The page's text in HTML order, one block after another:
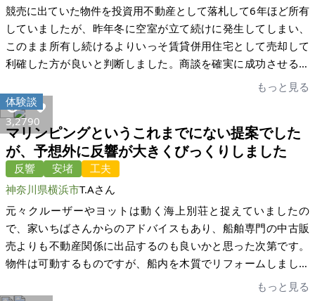
したが、私としては、家の修復等の説明と、お一人お一人とど
うしてこの家が欲しいのか、お話しを聞かせて頂きました。ど
うして家を売りたいのかの質問も頂きました。短い時間でした
が、お互いに少しでも納得できるような売買になれば良いと思
い、自分の気持ちに近い使い方をしてくださる買い手様を選ば
せて頂きました。 たくさんの方に家が欲しいと入札を頂き、希
望の金額をはるかに上回る入札もあり、入札される方の熱い気
持ちが伝わって、感謝の気持ちでいっぱいでした。その中で
も、自分の気持ちに添う、とても良い買い手様を選ぶ事が出来
ました。家いちば様と司法書士様のご協力もあり、売買成立と
なりました。出来れば、調印迄に、もう一度買い手様と家の確
認が出来ればもっと良かったかなと思うところもありました。
初めて家を売る、という一大事に、家いちば様に出会い手助け
をしていただき、本当に感謝の気持ちでいっぱいです。売りた
くても、買いたくても、家いちばと言うサイトに、まず、出会
わなかったら、たくさんの方に家を見て頂くこともありません
でした。また、法律や複雑な書類手続き等、素人には何がなん
競売に出ていた物件を投資用不動産として落札して6年ほど所有
していましたが、昨年冬に空室が立て続けに発生してしまい、
このまま所有し続けるよりいっそ賃貸併用住宅として売却して
利確した方が良いと判断しました。商談を確実に成功させるた
めには好条件のローン付けがカギになると思い、近隣の金融機
関に本物件を賃貸併用住宅として利用しながら住宅ローンが使
えるかどうか片っ端から聞いて回りました。結果紆余曲折有り
ましたが、何とか住宅ローンを付けてくれる金融機関が見つか
ったので買主様にご紹介して結果ご購入頂く事が出来ました。
今回の売却活動では家いちば様だけでなく、楽街や建美家等の
投資用不動産を扱うサイトをはじめ地元の不動産業者様など思
いつく会社&サービス全てに売却依頼を出したのですが、結果、
家いちば様以外からの問い合わせは数件、内見頂けたお客様は
一名様にとどまりました。かたや家いちば様からの問い合わせ
は全部で8名様ほど、内見頂けた方も3名いらっしゃいました。
うな賃貸併用住宅は売れないだろうなと勝手に思っておりまし
もっと見る
3,2790
体験談
マリンピングというこれまでにない提案でした
が、予想外に反響が大きくびっくりしました
反響 安堵
工夫
神奈川県横浜市T.Aさん
元々クルーザーやヨットは動く海上別荘と捉えていましたの
で、家いちばさんからのアドバイスもあり、船舶専門の中古販
売よりも不動産関係に出品するのも良いかと思った次第です。
物件は可動するものですが、船内を木質でリフォームしました
のでどちらかというと海上に浮かべたまま楽しむマリンピング
向けとしました。かなり多くの方が内覧、試乗され、とある方
もっと見る